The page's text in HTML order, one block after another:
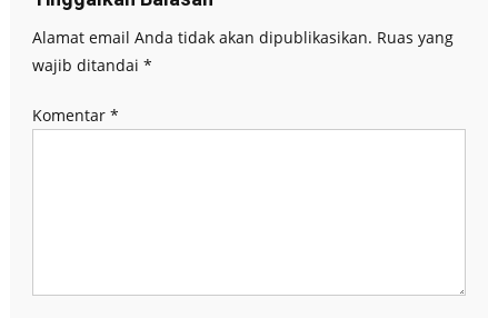
Alamat email Anda tidak akan dipublikasikan. Ruas yang
wajib ditandai *
Komentar *